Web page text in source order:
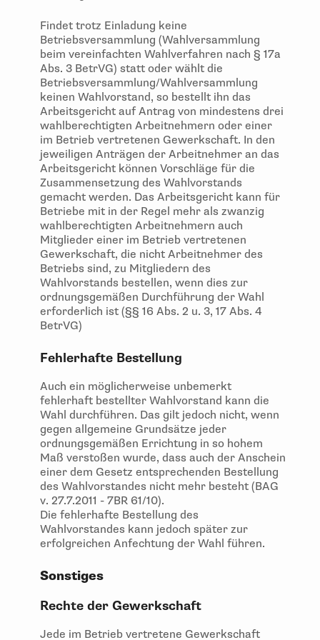
Findet trotz Einladung keine
Betriebsversammlung (Wahlversammlung
beim vereinfachten Wahlverfahren nach § 17a
Abs. 3 BetrVG) statt oder wählt die
Betriebsversammlung/Wahlversammlung
keinen Wahlvorstand, so bestellt ihn das
Arbeitsgericht auf Antrag von mindestens drei
wahlberechtigten Arbeitnehmern oder einer
im Betrieb vertretenen Gewerkschaft. In den
jeweiligen Anträgen der Arbeitnehmer an das
Arbeitsgericht können Vorschläge für die
Zusammensetzung des Wahlvorstands
gemacht werden. Das Arbeitsgericht kann für
Betriebe mit in der Regel mehr als zwanzig
wahlberechtigten Arbeitnehmern auch
Mitglieder einer im Betrieb vertretenen
Gewerkschaft, die nicht Arbeitnehmer des
Betriebs sind, zu Mitgliedern des
Wahlvorstands bestellen, wenn dies zur
ordnungsgemäßen Durchführung der Wahl
erforderlich ist (§§ 16 Abs. 2 u. 3, 17 Abs. 4
BetrVG)
Fehlerhafte Bestellung
Auch ein möglicherweise unbemerkt
fehlerhaft bestellter Wahlvorstand kann die
Wahl durchführen. Das gilt jedoch nicht, wenn
gegen allgemeine Grundsätze jeder
ordnungsgemäßen Errichtung in so hohem
Maß verstoßen wurde, dass auch der Anschein
einer dem Gesetz entsprechenden Bestellung
des Wahlvorstandes nicht mehr besteht (BAG
v. 27.7.2011 - 7BR 61/10).
Die fehlerhafte Bestellung des
Wahlvorstandes kann jedoch später zur
erfolgreichen Anfechtung der Wahl führen.
Sonstiges
Rechte der Gewerkschaft
Jede im Betrieb vertretene Gewerkschaft